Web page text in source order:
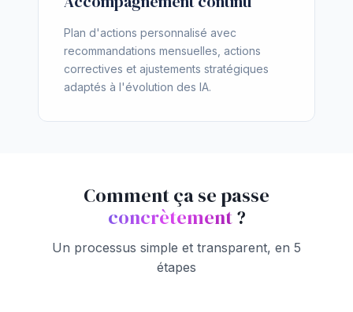
Plan d'actions personnalisé avec
recommandations mensuelles, actions
correctives et ajustements stratégiques
adaptés à l'évolution des IA.
Comment ça se passe
concrètement?
Un processus simple et transparent, en 5
étapes